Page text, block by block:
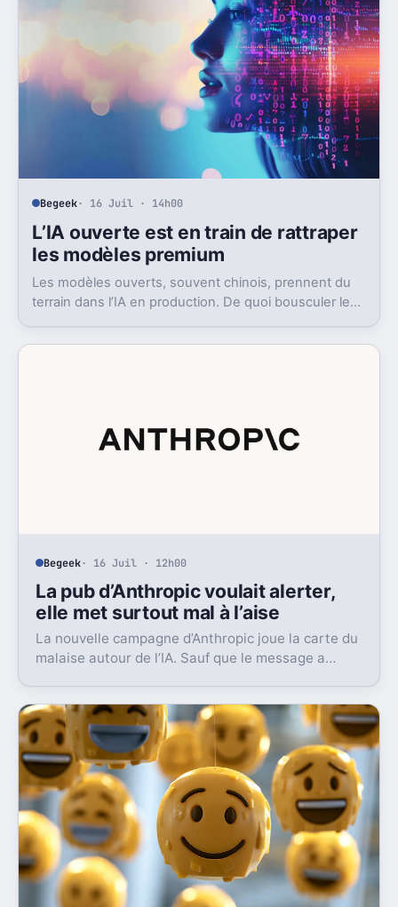
Begeek· 16 Juil · 14h00
L’IA ouverte est en train de rattraper
les modèles premium
Les modèles ouverts, souvent chinois, prennent du
terrain dans l’IA en production. De quoi bousculer le
Begeek· 16 Juil · 12h00
La pub d’Anthropic voulait alerter,
elle met surtout mal à l’aise
La nouvelle campagne d’Anthropic joue la carte du
malaise autour de l’IA. Sauf que le message a